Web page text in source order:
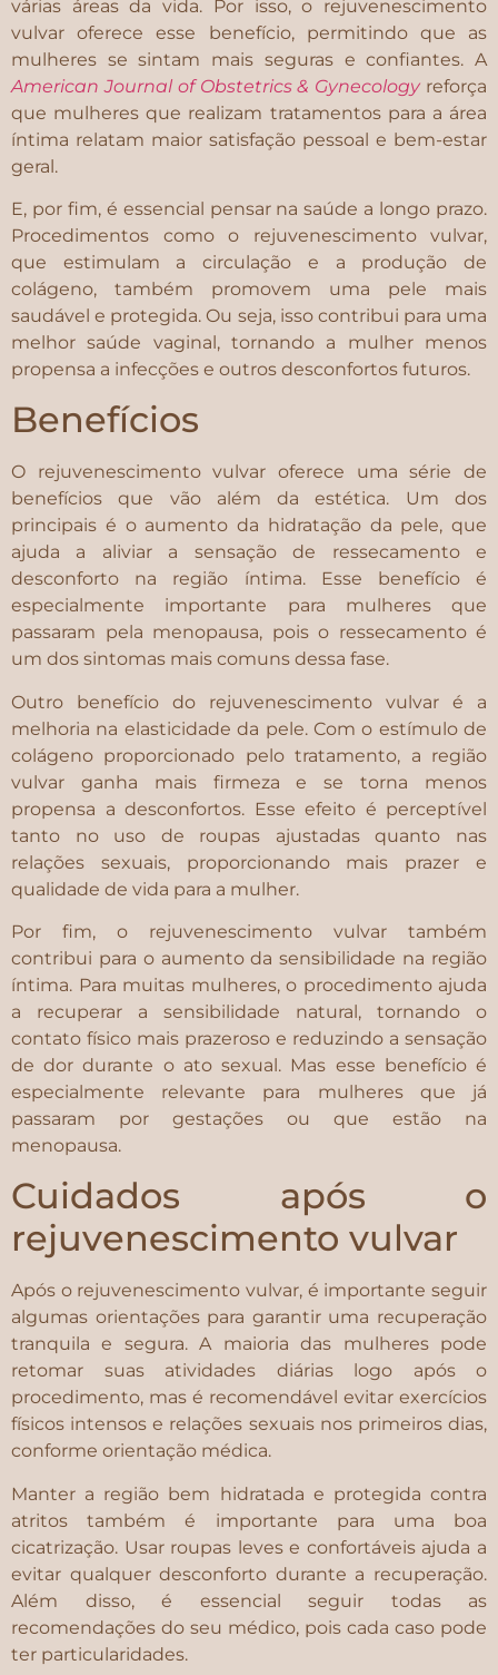
várias áreas da vida. Por isso, o rejuvenescimento
vulvar oferece esse benefício, permitindo que as
mulheres se sintam mais seguras e confiantes. A
American Journal of Obstetrics & Gynecologyreforça
que mulheres que realizam tratamentos para a área
íntima relatam maior satisfação pessoal e bem-estar
geral.
E, por fim, é essencial pensar na saúde a longo prazo.
Procedimentos como o rejuvenescimento vulvar,
que estimulam a circulação e a produção de
colágeno, também promovem uma pele mais
saudável e protegida. Ou seja, isso contribui para uma
melhor saúde vaginal, tornando a mulher menos
propensa a infecções e outros desconfortos futuros.
Benefícios
O rejuvenescimento vulvar oferece uma série de
benefícios que vão além da estética. Um dos
principais é o aumento da hidratação da pele, que
ajuda a aliviar a sensação de ressecamento e
desconforto na região íntima. Esse benefício é
especialmente importante para mulheres que
passaram pela menopausa, pois o ressecamento é
um dos sintomas mais comuns dessa fase.
Outro benefício do rejuvenescimento vulvar é a
melhoria na elasticidade da pele. Com o estímulo de
colágeno proporcionado pelo tratamento, a região
vulvar ganha mais firmeza e se torna menos
propensa a desconfortos. Esse efeito é perceptível
tanto no uso de roupas ajustadas quanto nas
relações sexuais, proporcionando mais prazer e
qualidade de vida para a mulher.
Por fim, o rejuvenescimento vulvar também
contribui para o aumento da sensibilidade na região
íntima. Para muitas mulheres, o procedimento ajuda
a recuperar a sensibilidade natural, tornando o
contato físico mais prazeroso e reduzindo a sensação
de dor durante o ato sexual. Mas esse benefício é
especialmente relevante para mulheres que já
passaram por gestações ou que estão na
menopausa.
Cuidados após o
rejuvenescimento vulvar
Após o rejuvenescimento vulvar, é importante seguir
algumas orientações para garantir uma recuperação
tranquila e segura. A maioria das mulheres pode
retomar suas atividades diárias logo após o
procedimento, mas é recomendável evitar exercícios
físicos intensos e relações sexuais nos primeiros dias,
conforme orientação médica.
Manter a região bem hidratada e protegida contra
atritos também é importante para uma boa
cicatrização. Usar roupas leves e confortáveis ajuda a
evitar qualquer desconforto durante a recuperação.
Além disso, é essencial seguir todas as
recomendações do seu médico, pois cada caso pode
ter particularidades.